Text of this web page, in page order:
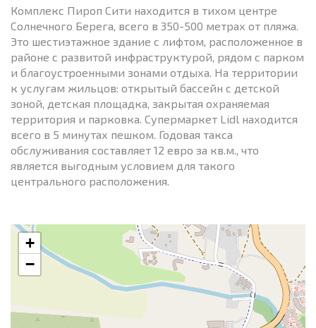
Комплекс Пироп Сити находится в тихом центре
Солнечного Берега, всего в 350-500 метрах от пляжа.
Это шестиэтажное здание с лифтом, расположенное в
районе с развитой инфраструктурой, рядом с парком
и благоустроенными зонами отдыха. На территории
к услугам жильцов: открытый бассейн с детской
зоной, детская площадка, закрытая охраняемая
территория и парковка. Супермаркет Lidl находится
всего в 5 минутах пешком. Годовая такса
обслуживания составляет 12 евро за кв.м., что
является выгодным условием для такого
центрального расположения.
+
−